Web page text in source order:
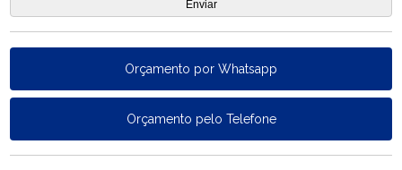
Orçamento por Whatsapp
Orçamento pelo Telefone